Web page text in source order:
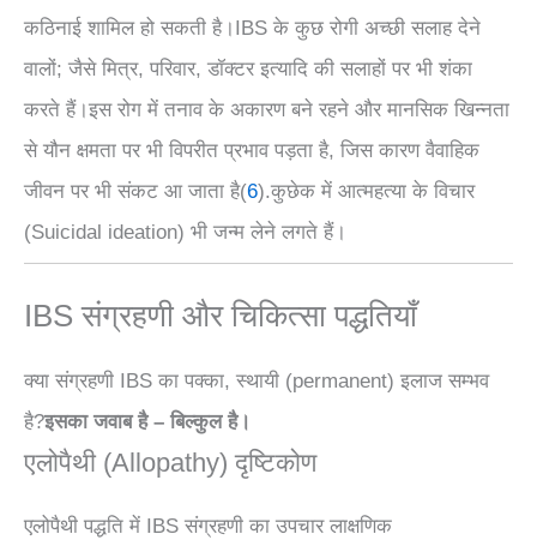
कठिनाई शामिल हो सकती है। IBS के कुछ रोगी अच्छी सलाह देने
वालों; जैसे मित्र, परिवार, डॉक्टर इत्यादि की सलाहों पर भी शंका
करते हैं।इस रोग में तनाव के अकारण बने रहने और मानसिक खिन्नता
से यौन क्षमता पर भी विपरीत प्रभाव पड़ता है, जिस कारण वैवाहिक
जीवन पर भी संकट आ जाता है(6).कुछेक में आत्महत्या के विचार
(Suicidal ideation) भी जन्म लेने लगते हैं।
IBS संग्रहणी और चिकित्सा पद्धतियाँ
क्या संग्रहणी IBS का पक्का, स्थायी (permanent) इलाज सम्भव
है?इसका जवाब है – बिल्कुल है।
एलोपैथी (Allopathy) दृष्टिकोण
एलोपैथी पद्धति में IBS संग्रहणी का उपचार लाक्षणिक